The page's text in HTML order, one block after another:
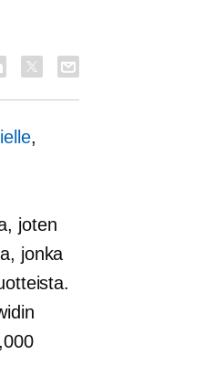
,
joten
jonka